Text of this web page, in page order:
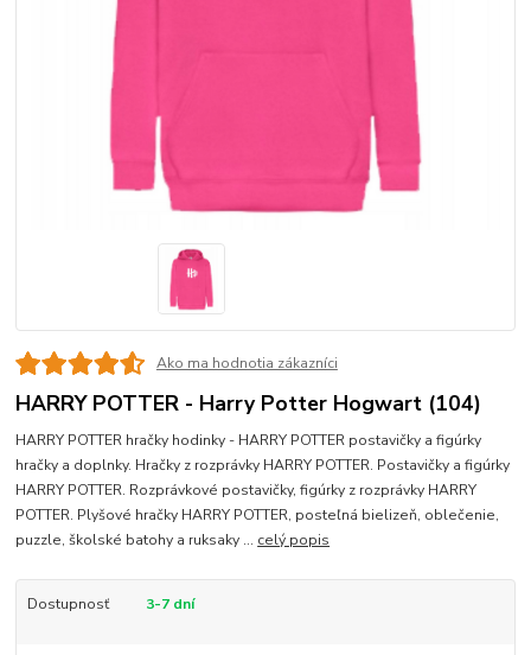
Ako ma hodnotia zákazníci
HARRY POTTER - Harry Potter Hogwart (104)
HARRY POTTER hračky hodinky - HARRY POTTER postavičky a figúrky
hračky a doplnky. Hračky z rozprávky HARRY POTTER. Postavičky a figúrky
HARRY POTTER. Rozprávkové postavičky, figúrky z rozprávky HARRY
POTTER. Plyšové hračky HARRY POTTER, posteľná bielizeň, oblečenie,
puzzle, školské batohy a ruksaky ... celý popis
Dostupnosť 3-7 dní